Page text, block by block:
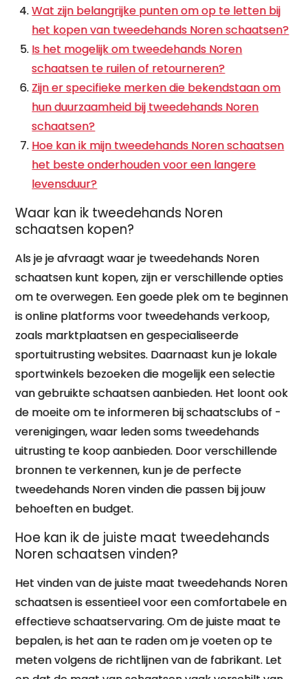
Wat zijn belangrijke punten om op te letten bij
het kopen van tweedehands Noren schaatsen?
Is het mogelijk om tweedehands Noren
schaatsen te ruilen of retourneren?
Zijn er specifieke merken die bekendstaan om
hun duurzaamheid bij tweedehands Noren
schaatsen?
Hoe kan ik mijn tweedehands Noren schaatsen
het beste onderhouden voor een langere
levensduur?
Waar kan ik tweedehands Noren
schaatsen kopen?
Als je je afvraagt waar je tweedehands Noren
schaatsen kunt kopen, zijn er verschillende opties
om te overwegen. Een goede plek om te beginnen
is online platforms voor tweedehands verkoop,
zoals marktplaatsen en gespecialiseerde
sportuitrusting websites. Daarnaast kun je lokale
sportwinkels bezoeken die mogelijk een selectie
van gebruikte schaatsen aanbieden. Het loont ook
de moeite om te informeren bij schaatsclubs of -
verenigingen, waar leden soms tweedehands
uitrusting te koop aanbieden. Door verschillende
bronnen te verkennen, kun je de perfecte
tweedehands Noren vinden die passen bij jouw
behoeften en budget.
Hoe kan ik de juiste maat tweedehands
Noren schaatsen vinden?
Het vinden van de juiste maat tweedehands Noren
schaatsen is essentieel voor een comfortabele en
effectieve schaatservaring. Om de juiste maat te
bepalen, is het aan te raden om je voeten op te
meten volgens de richtlijnen van de fabrikant. Let